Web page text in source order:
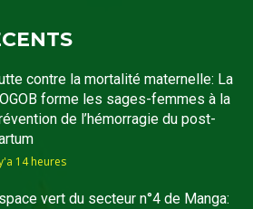
contre la mortalité maternelle: La
forme les sages-femmes à la
de l’hémorragie du post-
14 heures
vert du secteur n°4 de Manga: